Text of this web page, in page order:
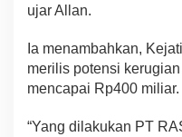
ujar Allan.
Ia menambahkan,
merilis potensi
mencapai Rp400 miliar.
“Yang dilakukan PT